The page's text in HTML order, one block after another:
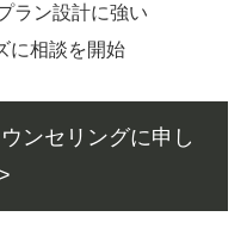
ラン設計に強い
に相談を開始
ンセリングに申し